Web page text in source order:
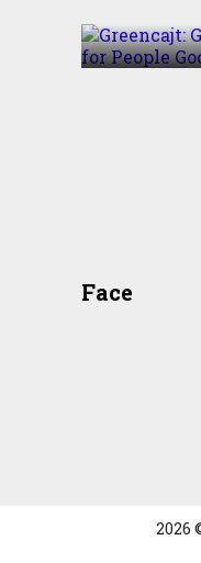
Face
2026